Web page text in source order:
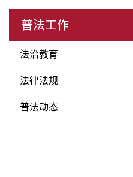
普法工作
法治教育
法律法规
普法动态